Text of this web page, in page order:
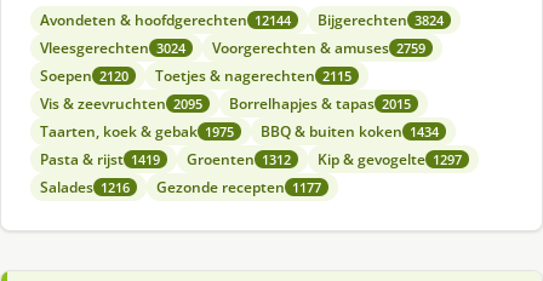
Avondeten & hoofdgerechten 12144 Bijgerechten 3824
Vleesgerechten 3024 Voorgerechten & amuses 2759
Soepen 2120 Toetjes & nagerechten 2115
Vis & zeevruchten 2095 Borrelhapjes & tapas 2015
Taarten, koek & gebak 1975 BBQ & buiten koken 1434
Pasta & rijst 1419 Groenten 1312 Kip & gevogelte 1297
Salades 1216 Gezonde recepten 1177